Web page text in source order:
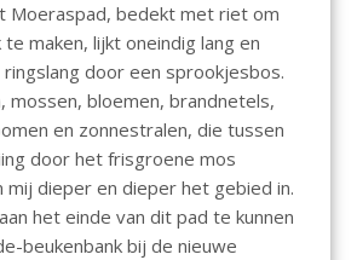
at
s
A
p
p
ai
l
Moeraspad, bedekt met riet om
maken, lijkt oneindig lang en
door een sprookjesbos.
mossen, bloemen, brandnetels,
en zonnestralen, die tussen
door het frisgroene mos
mij dieper en dieper het gebied in.
het einde van dit pad te kunnen
beukenbank bij de nieuwe